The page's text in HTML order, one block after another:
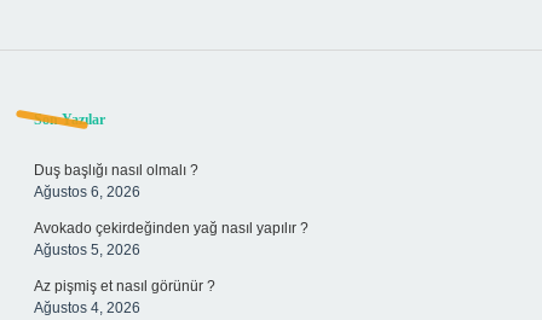
Sidebar
Son Yazılar
Duş başlığı nasıl olmalı ?
Ağustos 6, 2026
Avokado çekirdeğinden yağ nasıl yapılır ?
Ağustos 5, 2026
Az pişmiş et nasıl görünür ?
Ağustos 4, 2026